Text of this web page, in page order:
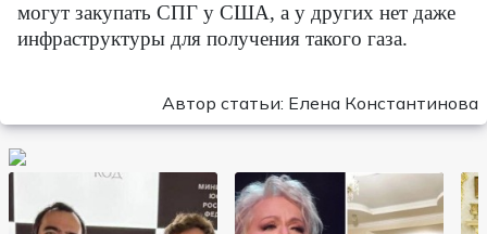
могут закупать СПГ у США, а у других нет даже
инфраструктуры для получения такого газа.
Автор статьи: Елена Константинова